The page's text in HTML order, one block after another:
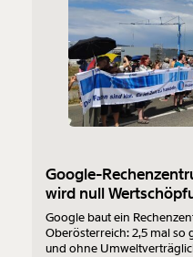
Google-
wird null
Google baut ein
Oberösterreich: 2,5 mal
und ohne